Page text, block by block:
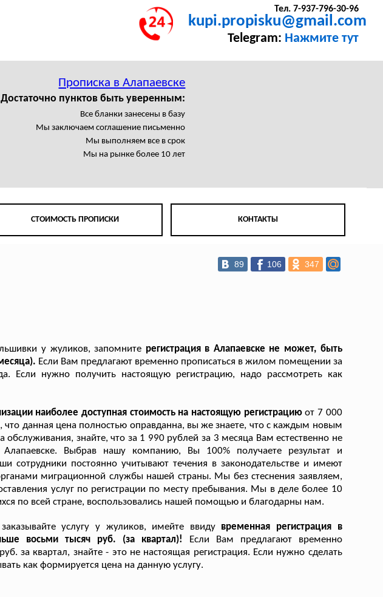
Тел. 7-937-796-30-96
kupi.propisku@gmail.com
Telegram: Нажмите тут
Прописка в Алапаевске
Достаточно пунктов быть уверенным:
Все бланки занесены в базу
Мы заключаем соглашение письменно
Мы выполняем все в срок
Мы на рынке более 10 лет
СТОИМОСТЬ ПРОПИСКИ КОНТАКТЫ
89 106 347
у жуликов, запомните регистрация в Алапаевске не может, быть
Если Вам предлагают временно прописаться в жилом помещении за
Если нужно получить настоящую регистрацию, надо рассмотреть как
наиболее доступная стоимость на настоящую регистрациюот 7 000
данная цена полностью оправданна, вы же знаете, что с каждым новым
знайте, что за 1 990 рублей за 3 месяца Вам естественно не
Выбрав нашу компанию, Вы 100% получаете результат и
сотрудники постоянно учитывают течения в законодательстве и имеют
миграционной службы нашей страны. Мы без стеснения заявляем,
услуг по регистрации по месту пребывания. Мы в деле более 10
по всей стране, воспользовались нашей помощью и благодарны нам.
услугу у жуликов, имейте ввиду временная регистрация в
восьми тысяч руб. (за квартал)!
Если Вам предлагают временно
за квартал, знайте - это не настоящая регистрация. Если нужно сделать
как формируется цена на данную услугу.